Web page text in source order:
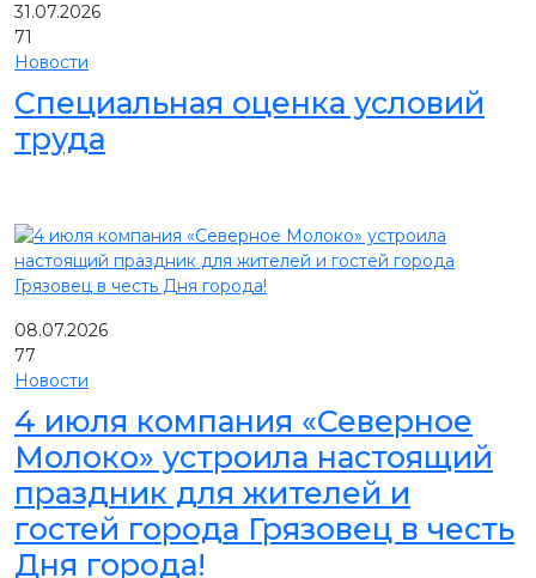
31.07.2026
71
Новости
Специальная оценка условий
труда
08.07.2026
77
Новости
4 июля компания «Северное
Молоко» устроила настоящий
праздник для жителей и
гостей города Грязовец в честь
Дня города!